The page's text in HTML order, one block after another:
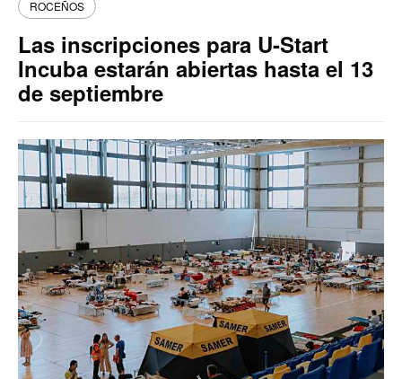
ROCEÑOS
Las inscripciones para U-Start
Incuba estarán abiertas hasta el 13
de septiembre